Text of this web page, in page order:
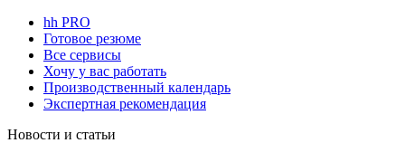
hh PRO
Готовое резюме
Все сервисы
Хочу у вас работать
Производственный календарь
Экспертная рекомендация
Новости и статьи